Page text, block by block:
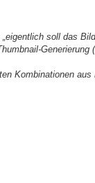
soll das
Generierung
Kombinationen